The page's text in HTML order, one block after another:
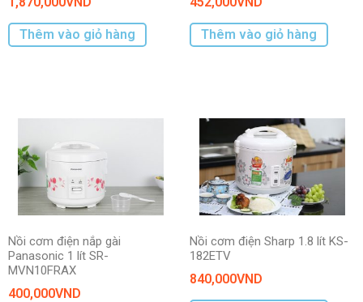
Thêm vào giỏ hàng Thêm vào giỏ hàng
Nồi cơm điện nắp gài
Panasonic 1 lít SR-
MVN10FRAX
400,000VND
Nồi cơm điện Sharp 1.8 lít KS-
182ETV
840,000VND